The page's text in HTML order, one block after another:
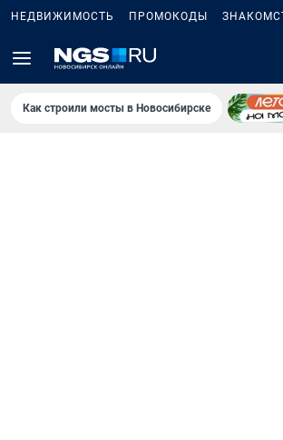
НЕДВИЖИМОСТЬ ПРОМОКОДЫ
Как строили мосты в Новосибирске